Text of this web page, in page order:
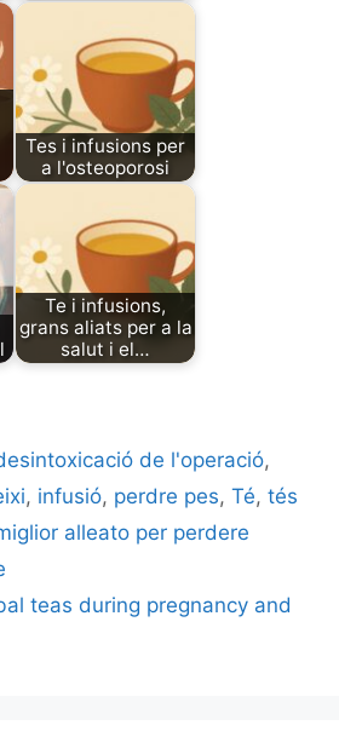
Tes i infusions per
a l'osteoporosi
Te i infusions,
grans aliats per a la
salut i el…
de l'operació,
, infusió, perdre pes, Té, tés
alleato per perdere
teas during pregnancy and